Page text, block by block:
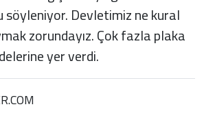
söyleniyor. Devletimiz ne kural
zorundayız. Çok fazla plaka
yer verdi.